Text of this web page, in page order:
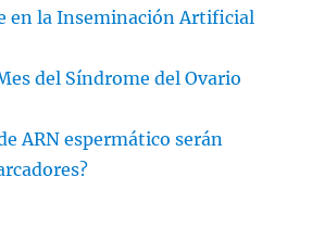
en la Inseminación Artificial
del Síndrome del Ovario
ARN espermático serán